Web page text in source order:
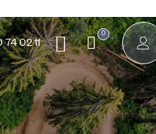
02 11
0